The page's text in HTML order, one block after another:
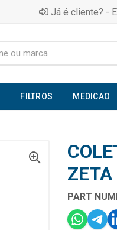
Já é cliente? -
FILTROS MEDICAO
PART